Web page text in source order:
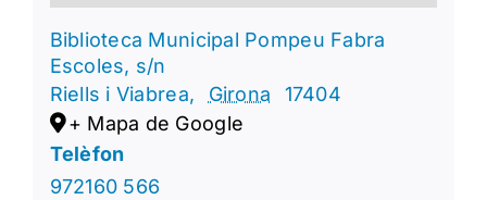
Biblioteca Municipal Pompeu Fabra
Escoles, s/n
Riells i Viabrea, Girona
17404
+ Mapa de Google
Telèfon
972160 566